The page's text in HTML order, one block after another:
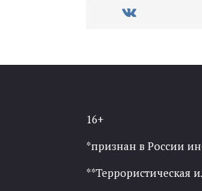
16+
*признан в России
**Террористическая